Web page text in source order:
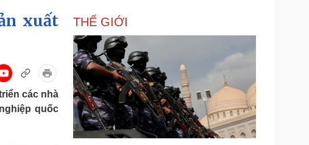
Giá cà phê
Doanh nghiệp
Thông tin doanh nghiệp
Doanh nghiệp 24h
Doanh nhân
Vì cộng đồng
Công nghệ
Sành điệu
Tin Công nghệ
Trải nghiệm
Chuyển đổi số
xuất
các nhà
quốc
THẾ GIỚI